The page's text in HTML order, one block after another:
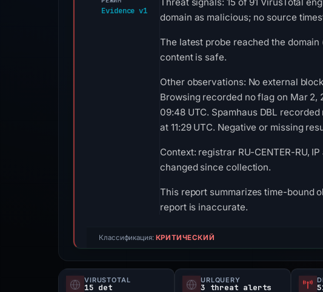
Evidence v1
domain as malicious; no source
The latest probe reached the
content is safe.
Other observations: No external
Browsing recorded no flag on Mar 2,
09:48 UTC. Spamhaus DBL
at 11:29 UTC. Negative or missing
Context: registrar RU-CENTER-RU,
changed since collection.
This report summarizes time-bound
report is inaccurate.
Классификация: КРИТИЧЕСКИЙ
VIRUSTOTAL
15 det
URLQUERY
3 threat alerts